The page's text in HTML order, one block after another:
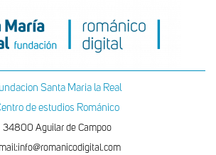
Santa Maria la Real
de estudios Románico
34800 Aguilar de Campoo